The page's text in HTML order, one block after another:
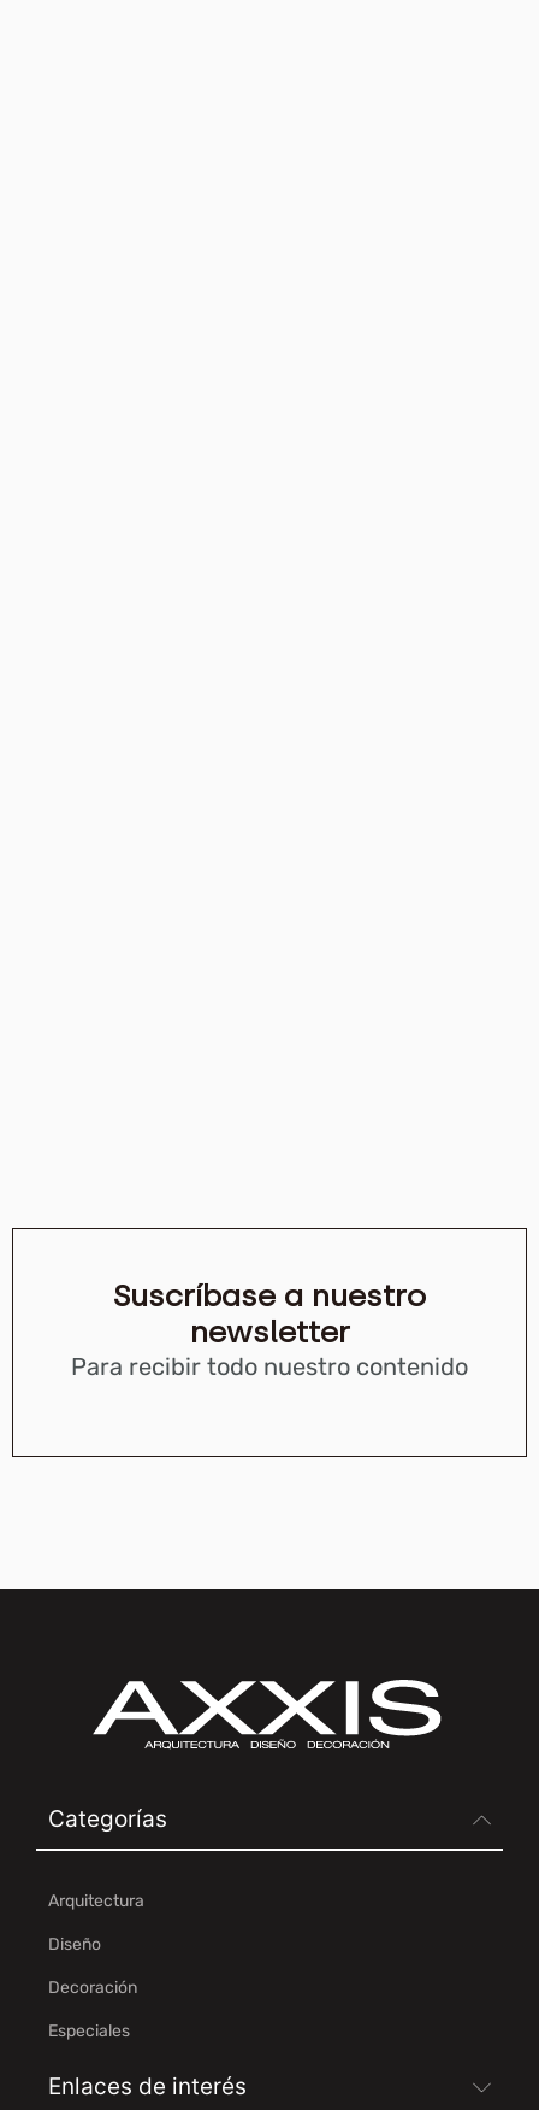
Suscríbase a nuestro
newsletter
Para recibir todo nuestro contenido
Categorías
Arquitectura
Diseño
Decoración
Especiales
Enlaces de interés